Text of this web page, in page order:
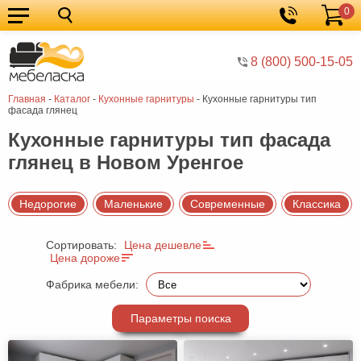
8 (800) 500-15-05
Корзина
0
Главная - Каталог - Кухонные гарнитуры - Кухонные гарнитуры тип
фасада глянец
Кухонные
гарнитуры
Мебель
для
кухни
Мебель
для
спальни
Кровати
Шкафы
Диваны
Мягкая
мебель
Детская
мебель
Мебель
Кухонные гарнитуры тип фасада
глянец в Новом Уренгое
Недорогие Маленькие Современные Классика
Сортировать:
Цена дешевле
Цена дороже
Фабрика мебели:
Параметры поиска